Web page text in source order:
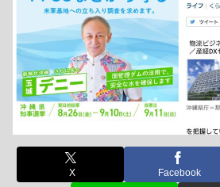
X Facebook